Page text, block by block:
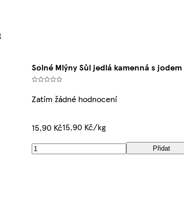
Solné Mlýny Sůl jedlá kamenná s
Zatím žádné hodnocení
15,90 Kč15,90 Kč/kg
Přidat